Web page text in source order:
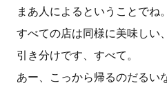
まあ人によるということでね。
すべての店は同様に美味しい
引き分けです、すべて。
あー、こっから帰るのだるい